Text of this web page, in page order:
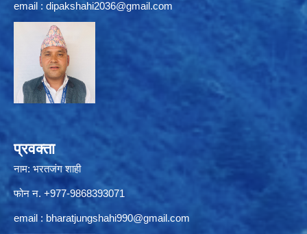
email : dipakshahi2036@gmail.com
प्रवक्ता
नाम: भरतजंग शाही
फोन न. +977-9868393071
email : bharatjungshahi990@gmail.com